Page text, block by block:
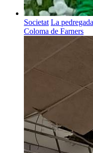
Societat La
Coloma de Farners